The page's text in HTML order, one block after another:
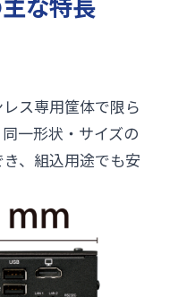
な特長
ス専用筐体で限ら
一形状・サイズの
、組込用途でも安